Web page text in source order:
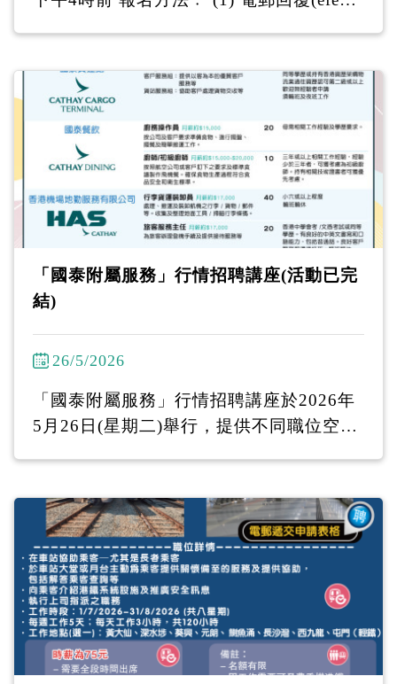
安老院」招聘日 日期：2026年7月28日
（星期二） 時間：下午2:30至下午3:15
「國泰附屬服務」行情招聘講座(活動已完
結)
26/5/2026
「國泰附屬服務」行情招聘講座於2026年
5月26日(星期二)舉行，提供不同職位空缺
97 7920 / 6431 0320 報名！ 截止報名：2
026年5月22日下午3時 (名額有限，先到先
得。) ------------------------------- 「國泰附
屬服務」行情招聘講座 2026年5月26日
(二)︱下午2時30分至下午4時 地址：耆康
會陳登匯駿天地 九龍油麻地東莞街16號駿
發花園I 號地舖 -------------------------------